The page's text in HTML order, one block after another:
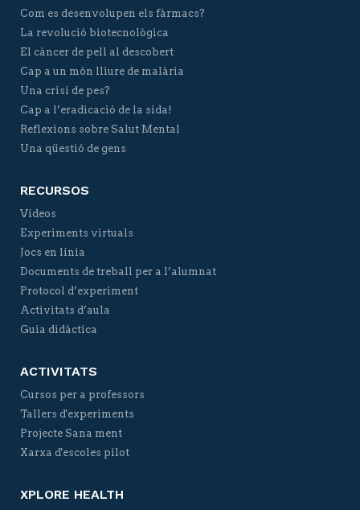
Com es desenvolupen els fàrmacs?
La revolució biotecnològica
El càncer de pell al descobert
Cap a un món lliure de malària
Una crisi de pes?
Cap a l’eradicació de la sida!
Reflexions sobre Salut Mental
Una qüestió de gens
RECURSOS
Vídeos
Experiments virtuals
Jocs en línia
Documents de treball per a l’alumnat
Protocol d’experiment
Activitats d’aula
Guia didàctica
ACTIVITATS
Cursos per a professors
Tallers d'experiments
Projecte Sana ment
Xarxa d'escoles pilot
XPLORE HEALTH